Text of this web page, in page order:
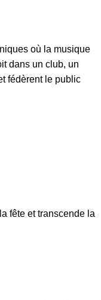
où la musique
dans un club, un
fédèrent le public
fête et transcende la